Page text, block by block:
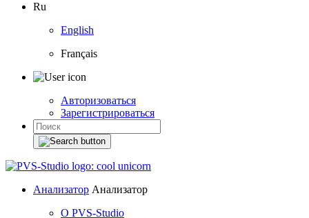
Ru
English
Français
Авторизоваться
Зарегистрироваться
Анализатор Анализатор
О PVS-Studio